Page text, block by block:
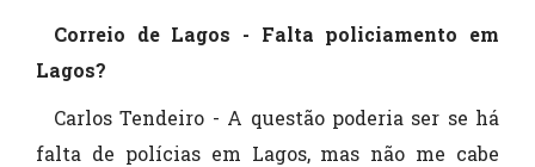
Correio de Lagos - Falta policiamento em
Lagos?
Carlos Tendeiro - A questão poderia ser se há
falta de polícias em Lagos, mas não me cabe